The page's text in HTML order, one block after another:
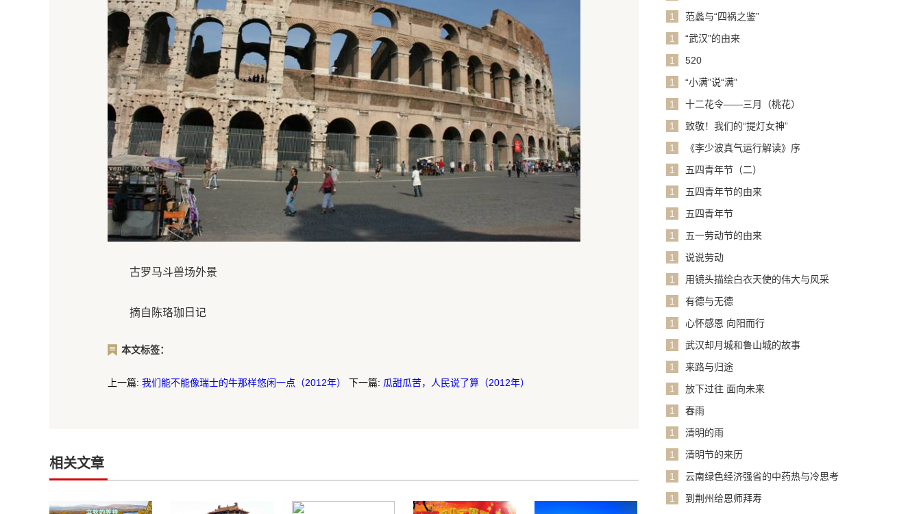
古罗马斗兽场外景
摘自陈珞珈日记
本文标签：
上一篇: 我们能不能像瑞士的牛那样悠闲一点（2012年） 下一篇: 瓜甜瓜苦，人民说了算（2012年）
相关文章
1
范蠡与“四祸之鉴”
1
“武汉”的由来
1
520
1
“小满”说“满”
1
十二花令——三月（桃花）
1
致敬！我们的“提灯女神”
1
《李少波真气运行解读》序
1
五四青年节（二）
1
五四青年节的由来
1
五四青年节
1
五一劳动节的由来
1
说说劳动
1
用镜头描绘白衣天使的伟大与风采
1
有德与无德
1
心怀感恩 向阳而行
1
武汉却月城和鲁山城的故事
1
来路与归途
1
放下过往 面向未来
1
春雨
1
清明的雨
1
清明节的来历
1
云南绿色经济强省的中药热与冷思考
1
到荆州给恩师拜寿